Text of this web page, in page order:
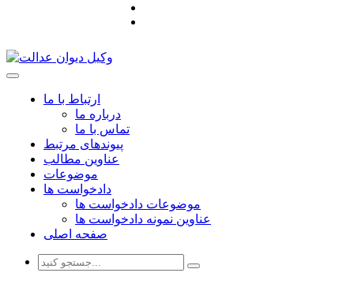
ارتباط با ما
درباره ما
تماس با ما
پیوندهای مرتبط
عناوین مطالب
موضوعات
دادخواست ها
موضوعات دادخواست ها
عناوین نمونه دادخواست ها
صفحه اصلی